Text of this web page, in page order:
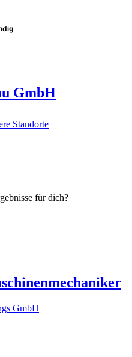
GmbH
Standorte
für dich?
GmbH